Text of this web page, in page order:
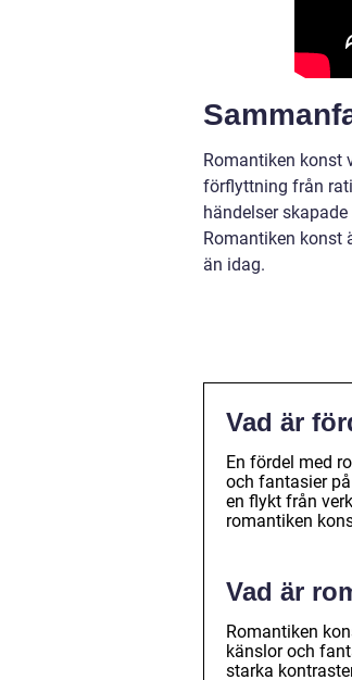
Romantiken konst
förflyttning från
händelser
Romantiken konst
än idag.
Vad är
En fördel med
och fantasier
en flykt från
romantiken
Vad är
Romantiken
känslor och
starka